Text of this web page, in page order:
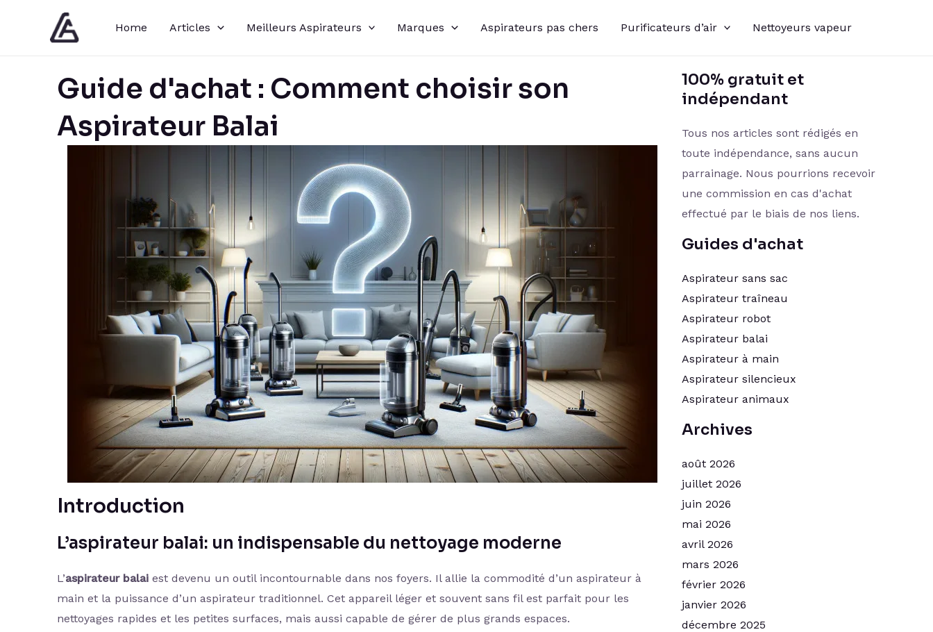
Home Articles Meilleurs Aspirateurs Marques Aspirateurs pas chers Purificateurs d’air Nettoyeurs vapeur
Guide d'achat : Comment choisir son
Aspirateur Balai
Introduction
L’aspirateur balai: un indispensable du nettoyage moderne
L’aspirateur balai est devenu un outil incontournable dans nos foyers. Il allie la commodité d’un aspirateur à
main et la puissance d’un aspirateur traditionnel. Cet appareil léger et souvent sans fil est parfait pour les
nettoyages rapides et les petites surfaces, mais aussi capable de gérer de plus grands espaces.
100% gratuit et
indépendant
Tous nos articles sont rédigés en
toute indépendance, sans aucun
parrainage. Nous pourrions recevoir
une commission en cas d'achat
effectué par le biais de nos liens.
Guides d'achat
Aspirateur sans sac
Aspirateur traîneau
Aspirateur robot
Aspirateur balai
Aspirateur à main
Aspirateur silencieux
Aspirateur animaux
Archives
août 2026
juillet 2026
juin 2026
mai 2026
avril 2026
mars 2026
février 2026
janvier 2026
décembre 2025